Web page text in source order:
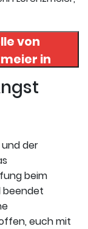
von
in
der
beim
beendet
euch mit